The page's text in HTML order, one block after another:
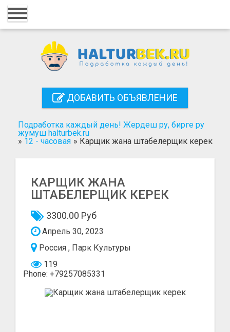
Главная
Регистрация
Поиск
ДОБАВИТЬ ОБЪЯВЛЕНИЕ
Подработка каждый день! Жердеш ру, бирге ру
жумуш halturbek.ru
» 12 - часовая » Карщик жана штабелерщик керек
КАРЩИК ЖАНА
ШТАБЕЛЕРЩИК КЕРЕК
3300.00 Руб
Апрель 30, 2023
Россия , Парк Культуры
119
Phone: +79257085331